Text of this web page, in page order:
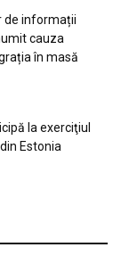
de informații
cauza
în masă
la exerciţiul
Estonia